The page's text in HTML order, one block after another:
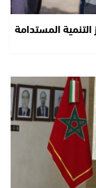
المستدامة